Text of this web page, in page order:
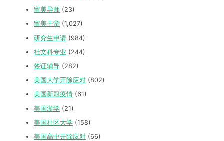
留美导师 (23)
留美干货 (1,027)
研究生申请 (984)
社文科专业 (244)
签证辅导 (282)
美国大学开除应对 (802)
美国新冠疫情 (61)
美国游学 (21)
美国社区大学 (158)
美国高中开除应对 (66)